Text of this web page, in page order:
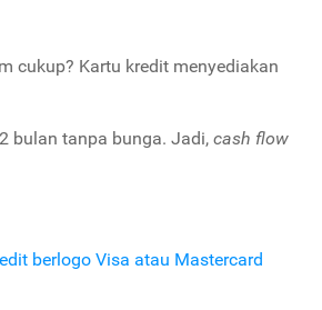
cukup? Kartu kredit menyediakan
bulan tanpa bunga. Jadi, cash flow
berlogo Visa atau Mastercard